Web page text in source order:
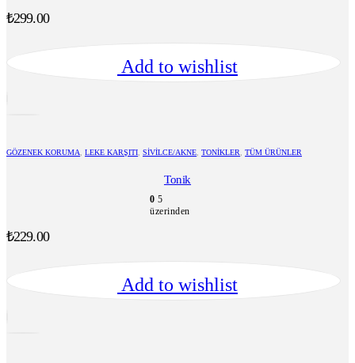
₺299.00
Add to wishlist
GÖZENEK KORUMA LEKE KARŞITI SIVILCE/AKNE TONIKLER TÜM ÜRÜNLER
Tonik
0 5
üzerinden
₺229.00
Add to wishlist